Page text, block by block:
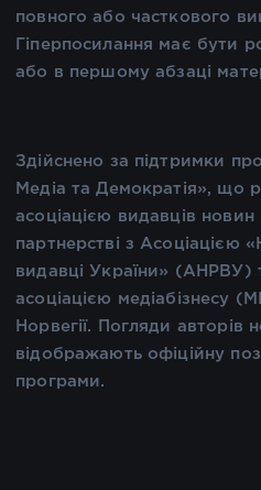
повного або часткового
Гіперпосилання має бути
або в першому абзаці
Здійснено за підтримки
Медіа та Демократія», що
асоціацією видавців
партнерстві з Асоціацією
видавці України» (АНРВУ)
асоціацією медіабізнесу
Норвегії. Погляди авторів
відображають офіційну
програми.